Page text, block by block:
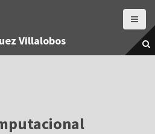
Villalobos